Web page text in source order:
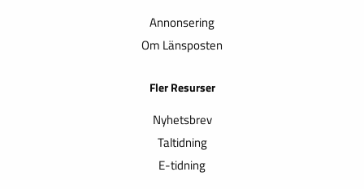
Annonsering
Om Länsposten
Fler Resurser
Nyhetsbrev
Taltidning
E-tidning